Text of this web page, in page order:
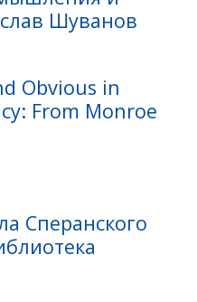
Шуванов
Obvious in
From Monroe
Сперанского